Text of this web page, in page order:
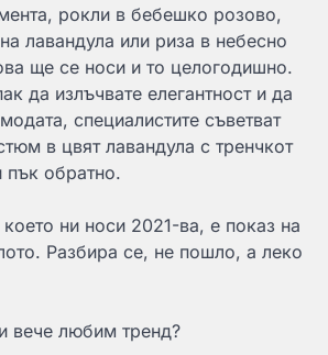
рокли в бебешко розово,
лавандула или риза в небесно
ще се носи и то целогодишно.
да излъчвате елегантност и да
специалистите съветват
в цвят лавандула с тренчкот
пък обратно.
ни носи 2021-ва, е показ на
Разбира се, не пошло, а леко
вече любим тренд?